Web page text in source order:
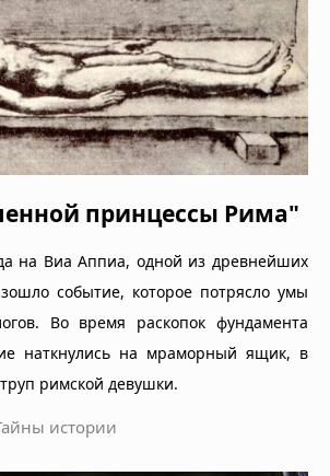
принцессы Рима"
на Виа Аппиа, одной из древнейших
событие, которое потрясло умы
Во время раскопок фундамента
наткнулись на мраморный ящик, в
римской девушки.
истории